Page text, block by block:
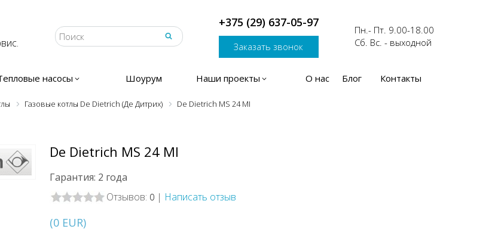
+375 (29) 637-05-97
Заказать звонок
Пн.- Пт. 9.00-18.00
Сб. Вс. - выходной
насосы Шоурум Наши проекты О нас Блог Контакты
Газовые котлы De Dietrich (Де Дитрих) De Dietrich MS 24 MI
De Dietrich MS 24 MI
Гарантия: 2 года
Отзывов: 0 | Написать отзыв
(0 EUR)